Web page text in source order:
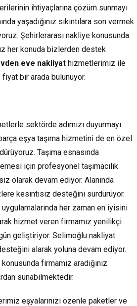
ihtiyaçlarına çözüm sunmayı
yaşadığınız sıkıntılara son vermek
Şehirlerarası nakliye konusunda
her konuda bizlerden destek
eve nakliyat hizmetlerimiz ile
bir arada bulunuyor.
sektörde adımızı duyurmayı
eşya taşıma hizmetini de en özel
Taşıma esnasında
için profesyonel taşımacılık
olarak devam ediyor. Alanında
kesintisiz desteğini sürdürüyor.
uygulamalarında her zaman en iyisini
hizmet veren firmamız yenilikçi
geliştiriyor. Selimoğlu nakliyat
alarak yoluna devam ediyor.
firmamız aradığınız
sunabilmektedir.
eşyalarınızı özenle paketler ve